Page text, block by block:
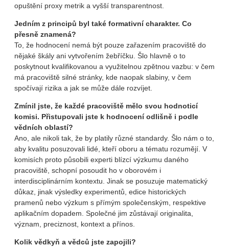
opuštění proxy metrik a vyšší transparentnost.
Jedním z principů byl také formativní charakter. Co
přesně znamená?
To, že hodnocení nemá být pouze zařazením pracoviště do
nějaké škály ani vytvořením žebříčku. Šlo hlavně o to
poskytnout kvalifikovanou a využitelnou zpětnou vazbu: v čem
má pracoviště silné stránky, kde naopak slabiny, v čem
spočívají rizika a jak se může dále rozvíjet.
Zmínil jste, že každé pracoviště mělo svou hodnoticí
komisi. Přistupovali jste k hodnocení odlišně i podle
vědních oblastí?
Ano, ale nikoli tak, že by platily různé standardy. Šlo nám o to,
aby kvalitu posuzovali lidé, kteří oboru a tématu rozumějí. V
komisích proto působili experti blízcí výzkumu daného
pracoviště, schopní posoudit ho v oborovém i
interdisciplinárním kontextu. Jinak se posuzuje matematický
důkaz, jinak výsledky experimentů, edice historických
pramenů nebo výzkum s přímým společenským, respektive
aplikačním dopadem. Společné jim zůstávají originalita,
význam, preciznost, kontext a přínos.
Kolik vědkyň a vědců jste zapojili?